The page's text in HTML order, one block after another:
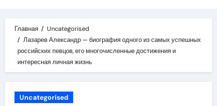
Главная
Uncategorised
Лазарев Александр — биография одного из самых успешных
российских певцов, его многочисленные достижения и
интересная личная жизнь
Uncategorised